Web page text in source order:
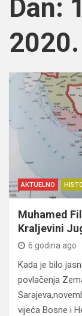
Dan:
2020.
AKTUELNO
Muhamed
Kraljevini
6 godina ago
Kada je bilo
povlačenja
vijeća Bosne i